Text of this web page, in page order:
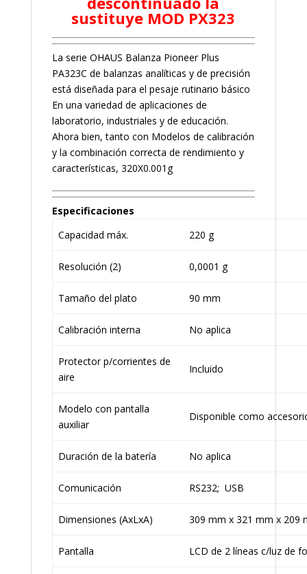
sustituye MOD PX323
La serie OHAUS Balanza Pioneer Plus
PA323C de balanzas analíticas y de precisión
está diseñada para el pesaje rutinario básico
En una variedad de aplicaciones de
laboratorio, industriales y de educación.
Ahora bien, tanto con Modelos de calibración
y la combinación correcta de rendimiento y
características, 320X0.001g
Especificaciones
Capacidad máx.
220 g
Resolución (2) 0,0001 g
Tamaño del plato 90 mm
Calibración interna No aplica
Protector p/corrientes de
aire
Incluido
Modelo con pantalla
auxiliar
Disponible como
Duración de la batería No aplica
Comunicación RS232; USB
Dimensiones (AxLxA) 309 mm x 321 mm x 209
Pantalla LCD de 2 líneas c/luz de